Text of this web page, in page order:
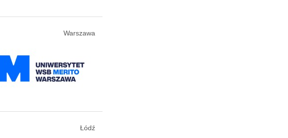
Warszawa
Łódź